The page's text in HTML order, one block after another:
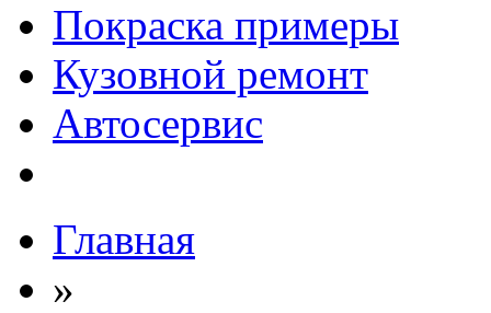
Покраска примеры
Кузовной ремонт
Автосервис
Главная
»